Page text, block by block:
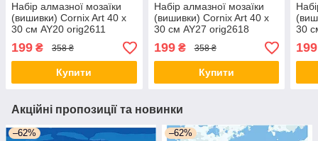
Набір алмазної мозаїки
(вишивки) Cornix Art 40 x
30 см AY20 orig2611
199 ₴ 358 ₴
Купити
Набір алмазної мозаїки
(вишивки) Cornix Art 40 x
30 см AY27 orig2618
199₴ 358 ₴
Купити
30
199
Акційні пропозиції та новинки
–62% –62%